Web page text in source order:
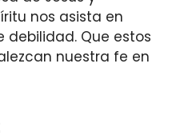
nos asista en
debilidad. Que estos
nuestra fe en